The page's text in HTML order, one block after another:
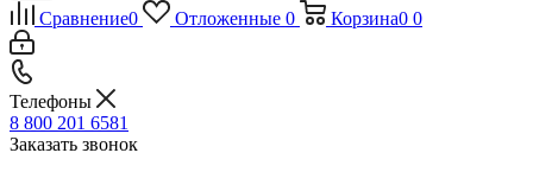
Сравнение0 Отложенные 0 Корзина0 0
Телефоны
8 800 201 6581
Заказать звонок